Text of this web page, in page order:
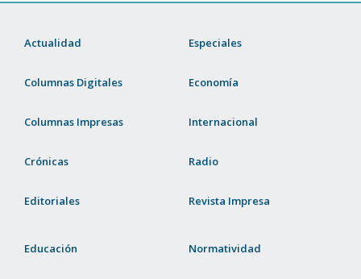
Actualidad
Columnas Digitales
Columnas Impresas
Crónicas
Editoriales
Especiales
Economía
Internacional
Radio
Revista Impresa
Educación Normatividad